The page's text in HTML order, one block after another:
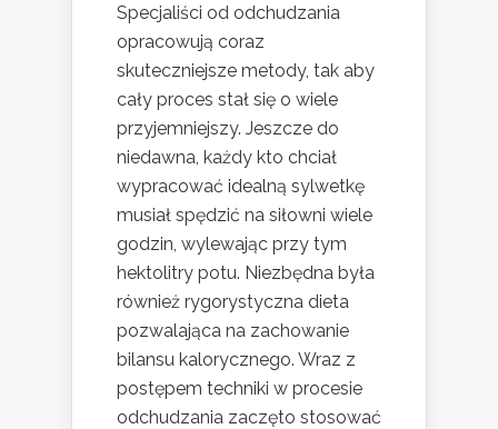
Specjaliści od odchudzania
opracowują coraz
skuteczniejsze metody, tak aby
cały proces stał się o wiele
przyjemniejszy. Jeszcze do
niedawna, każdy kto chciał
wypracować idealną sylwetkę
musiał spędzić na siłowni wiele
godzin, wylewając przy tym
hektolitry potu. Niezbędna była
również rygorystyczna dieta
pozwalająca na zachowanie
bilansu kalorycznego. Wraz z
postępem techniki w procesie
odchudzania zaczęto stosować